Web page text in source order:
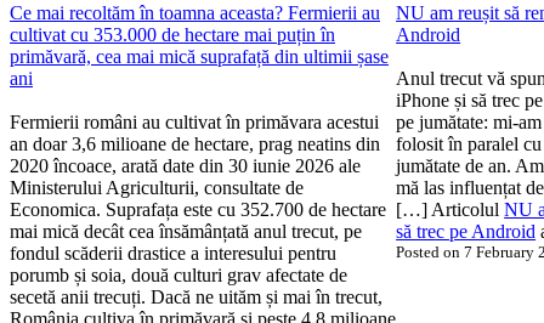
Ce mai recoltăm în toamna aceasta? Fermierii au
cultivat cu 353.000 de hectare mai puțin în
primăvară, cea mai mică suprafață din ultimii șase
ani
Fermierii români au cultivat în primăvara acestui
an doar 3,6 milioane de hectare, prag neatins din
2020 încoace, arată date din 30 iunie 2026 ale
Ministerului Agriculturii, consultate de
Economica. Suprafața este cu 352.700 de hectare
mai mică decât cea însămânțată anul trecut, pe
fondul scăderii drastice a interesului pentru
porumb și soia, două culturi grav afectate de
secetă anii trecuți. Dacă ne uităm și mai în trecut,
România cultiva în primăvară și peste 4,8 milioane
NU am reușit să
Android
Anul trecut vă
iPhone și să trec
pe jumătate: mi-
folosit în paralel
jumătate de an.
mă las influențat
[…] ArticolulNU
să trec pe Android
Posted on 7 February